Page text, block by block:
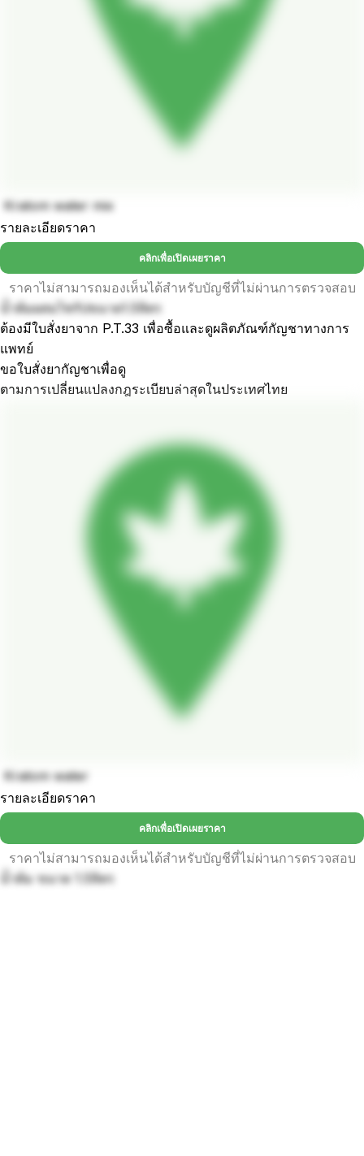
Kratom water mix
รายละเอียดราคา
คลิกเพื่อเปิดเผยราคา
ราคาไม่สามารถมองเห็นได้สำหรับบัญชีที่ไม่ผ่านการตรวจสอบ
น้ำต้มผสมไซรัปขนาด1.5ลิตร
ต้องมีใบสั่งยาจาก P.T.33 เพื่อซื้อและดูผลิตภัณฑ์กัญชาทางการ
แพทย์
ขอใบสั่งยากัญชาเพื่อดู
ตามการเปลี่ยนแปลงกฎระเบียบล่าสุดในประเทศไทย
Kratom water
รายละเอียดราคา
คลิกเพื่อเปิดเผยราคา
ราคาไม่สามารถมองเห็นได้สำหรับบัญชีที่ไม่ผ่านการตรวจสอบ
น้ำต้ม ขนาด 1.5ลิตร